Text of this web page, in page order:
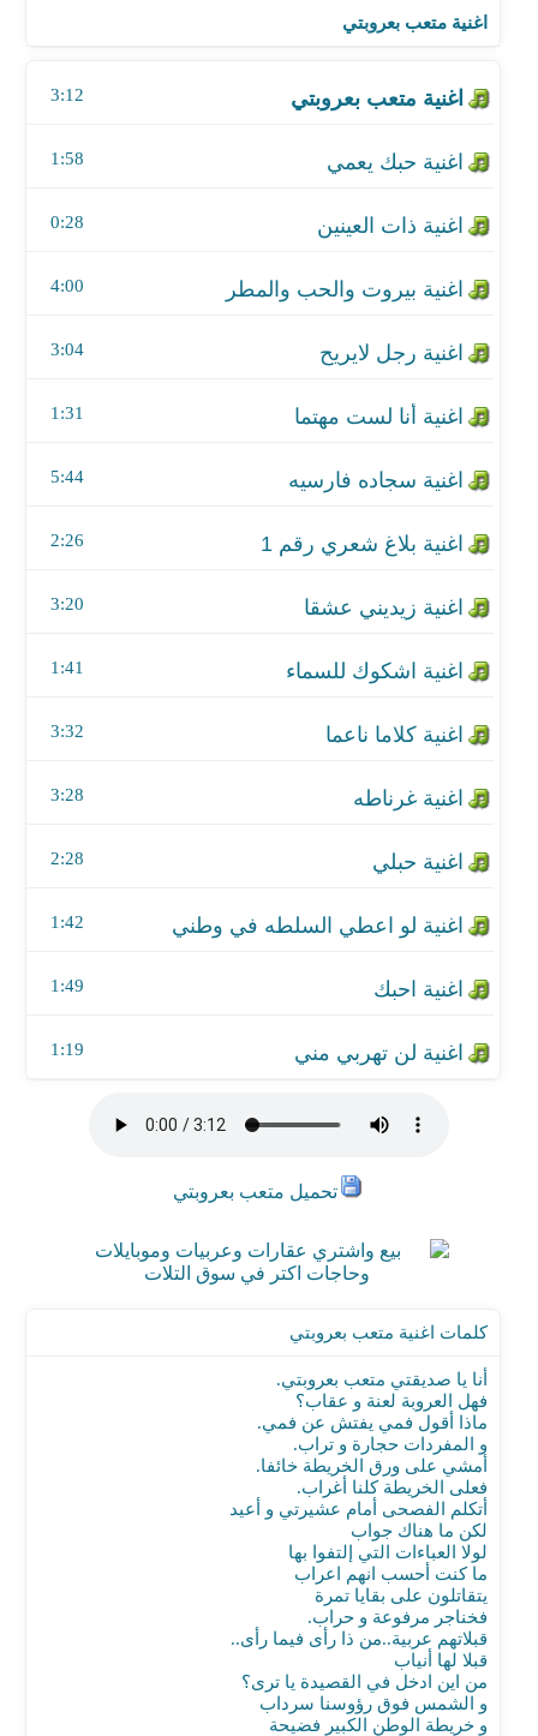
اغنية متعب بعروبتي
3:12
1:58
اغنية ذات العينين
0:28
4:00
3:04
1:31
اغنية سجاده فارسيه
5:44
اغنية بلاغ شعري رقم 1
2:26
اغنية زيديني عشقا
3:20
1:41
3:32
3:28
اغنية حبلي
2:28
اغنية لو اعطي السلطه في وطني
1:42
اغنية احبك
1:49
1:19
تحميل متعب بعروبتي
كلمات اغنية متعب بعروبتي
أنا يا صديقتي متعب بعروبتي.
فهل العروبة لعنة و عقاب؟
ماذا أقول فمي يفتش عن فمي.
و المفردات حجارة و تراب.
أمشي على ورق الخريطة خائفا.
فعلى الخريطة كلنا أغراب.
أتكلم الفصحى أمام عشيرتي و أعيد
لكن ما هناك جواب
لولا العباءات التي إلتفوا بها
ما كنت أحسب انهم اعراب
يتقاتلون على بقايا تمرة
فخناجر مرفوعة و حراب.
قبلاتهم عربية..من ذا رأى فيما رأى..
قبلا لها أنياب
من اين ادخل في القصيدة يا ترى؟
و الشمس فوق رؤوسنا سرداب
و خريطة الوطن الكبير فضيحة